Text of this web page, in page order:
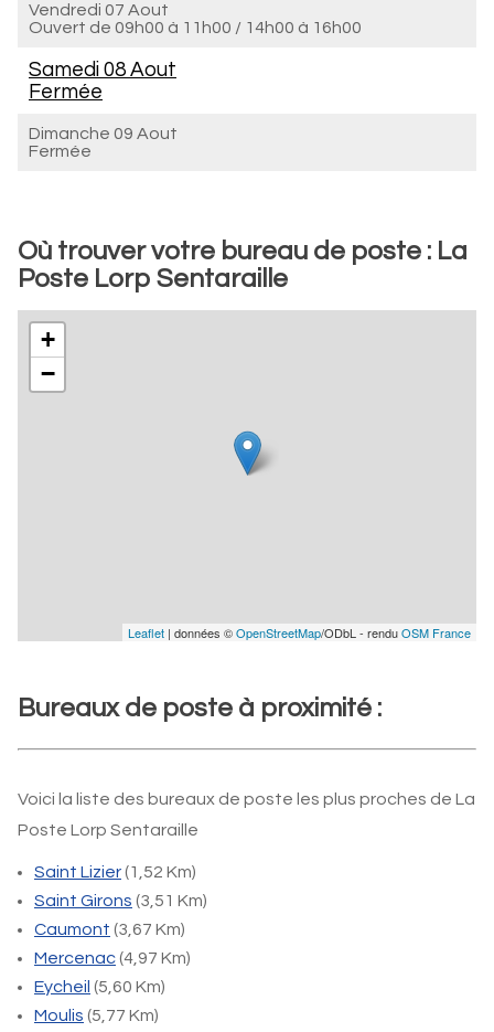
Vendredi 07 Aout
Ouvert de 09h00 à 11h00 / 14h00 à 16h00
Samedi 08 Aout
Fermée
Dimanche 09 Aout
Fermée
Où trouver votre bureau de poste : La
Poste Lorp Sentaraille
+
−
Leaflet | données ©OpenStreetMap/ODbL - renduOSM France
Bureaux de poste à proximité :
Voici la liste des bureaux de poste les plus proches de La
Poste Lorp Sentaraille
Saint Lizier(1,52 Km)
Saint Girons (3,51 Km)
Caumont (3,67 Km)
Mercenac(4,97 Km)
Eycheil (5,60 Km)
Moulis (5,77 Km)